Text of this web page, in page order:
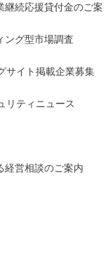
継続応援貸付金のご案
ング型市場調査
サイト掲載企業募集
リティニュース
経営相談のご案内